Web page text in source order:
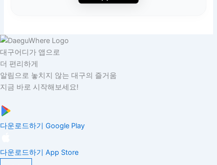
대구어디가 앱으로
더 편리하게
알림으로 놓치지 않는 대구의 즐거움
지금 바로 시작해보세요!
다운로드하기 Google Play
다운로드하기 App Store